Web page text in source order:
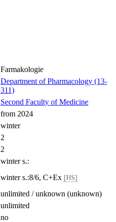
Farmakologie
Department of Pharmacology (13-
311)
Second Faculty of Medicine
from 2024
winter
2
2
winter s.:
winter s.:8/6, C+Ex [HS]
unlimited / unknown (unknown)
unlimited
no